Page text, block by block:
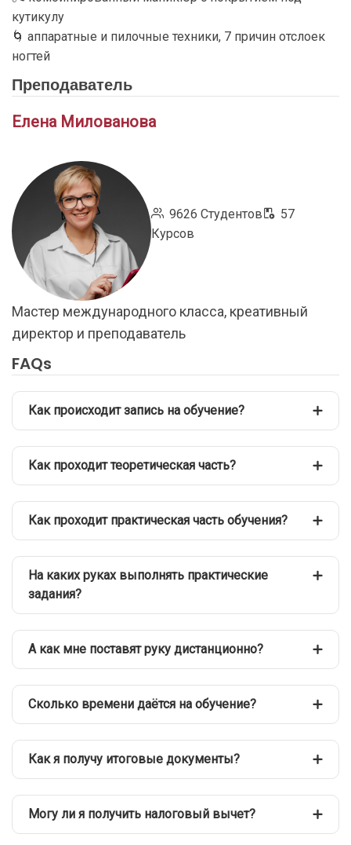
кутикулу
🌀 аппаратные и пилочные техники, 7 причин отслоек
ногтей
Преподаватель
Елена Милованова
9626 Студентов
57
Курсов
Мастер международного класса, креативный
директор и преподаватель
FAQs
Как происходит запись на обучение?
Как проходит теоретическая часть?
Как проходит практическая часть обучения?
На каких руках выполнять практические
задания?
А как мне поставят руку дистанционно?
Сколько времени даётся на обучение?
Как я получу итоговые документы?
Могу ли я получить налоговый вычет?